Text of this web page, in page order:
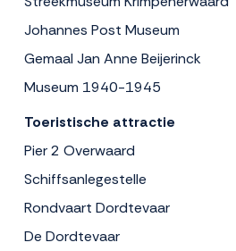
Johannes Post Museum
Gemaal Jan Anne Beijerinck
Museum 1940-1945
Toeristische attractie
Pier 2 Overwaard
Schiffsanlegestelle
Rondvaart Dordtevaar
De Dordtevaar